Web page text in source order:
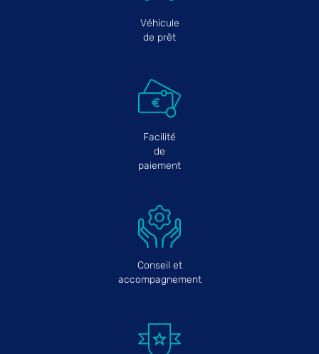
Véhicule
de prêt
Facilité
de
paiement
Conseil et
accompagnement